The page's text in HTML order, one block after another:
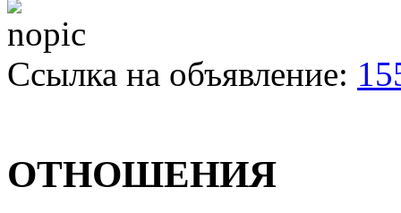
Ссылка на объявление:
ОТНОШЕНИЯ